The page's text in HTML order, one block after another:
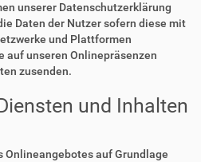
unserer Datenschutzerklärung
Daten der Nutzer sofern diese mit
und Plattformen
auf unseren Onlinepräsenzen
zusenden.
und Inhalten
Onlineangebotes auf Grundlage